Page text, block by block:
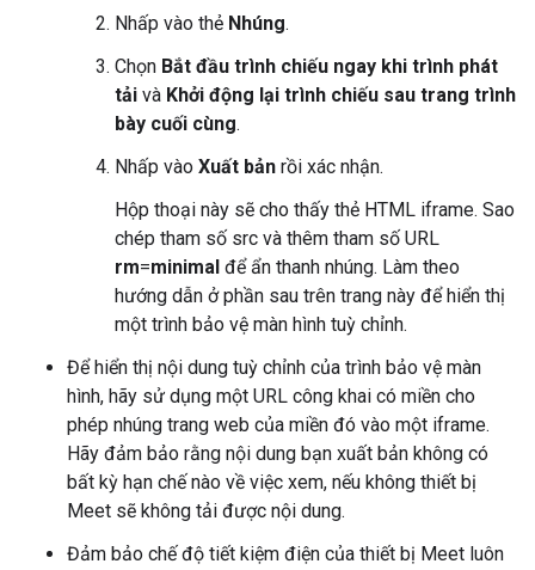
Nhấp vào thẻ Nhúng.
Chọn Bắt đầu trình chiếu ngay khi trình phát
tải và Khởi động lại trình chiếu sau trang trình
bày cuối cùng.
Nhấp vào Xuất bản rồi xác nhận.
Hộp thoại này sẽ cho thấy thẻ HTML iframe. Sao
chép tham số src và thêm tham số URL
rm=minimal để ẩn thanh nhúng. Làm theo
hướng dẫn ở phần sau trên trang này để hiển thị
một trình bảo vệ màn hình tuỳ chỉnh.
Để hiển thị nội dung tuỳ chỉnh của trình bảo vệ màn
hình, hãy sử dụng một URL công khai có miền cho
phép nhúng trang web của miền đó vào một iframe.
Hãy đảm bảo rằng nội dung bạn xuất bản không có
bất kỳ hạn chế nào về việc xem, nếu không thiết bị
Meet sẽ không tải được nội dung.
Đảm bảo chế độ tiết kiệm điện của thiết bị Meet luôn